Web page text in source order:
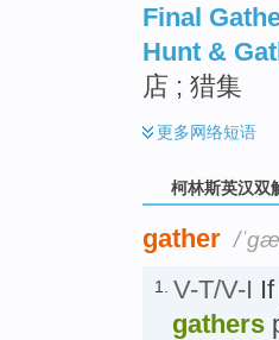
Final
Hunt &
店 ; 猎集
更多网络短语
柯林斯英汉双
gather /
1. V-T/V-I
gathers